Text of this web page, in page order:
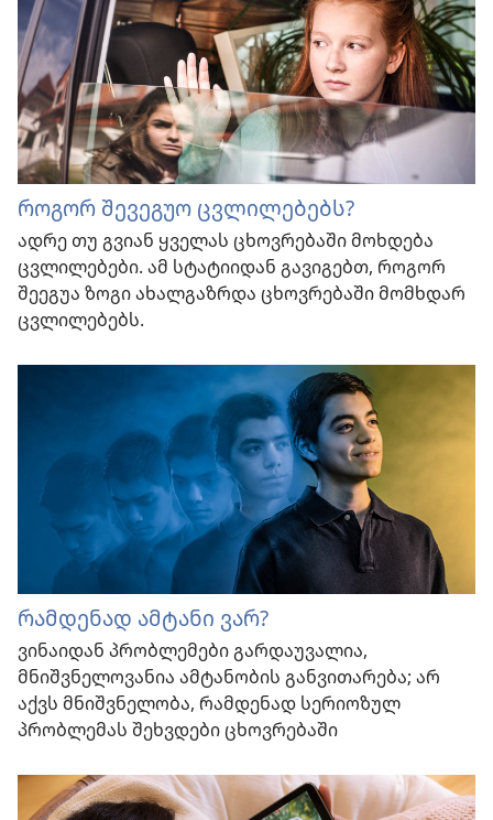
როგორ შევეგუო ცვლილებებს?
ადრე თუ გვიან ყველას ცხოვრებაში მოხდება
ცვლილებები. ამ სტატიიდან გავიგებთ, როგორ
შეეგუა ზოგი ახალგაზრდა ცხოვრებაში მომხდარ
ცვლილებებს.
რამდენად ამტანი ვარ?
ვინაიდან პრობლემები გარდაუვალია,
მნიშვნელოვანია ამტანობის განვითარება; არ
აქვს მნიშვნელობა, რამდენად სერიოზულ
პრობლემას შეხვდები ცხოვრებაში